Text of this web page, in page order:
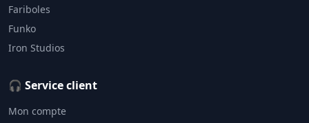
Fariboles
Funko
Iron Studios
🎧 Service client
Mon compte